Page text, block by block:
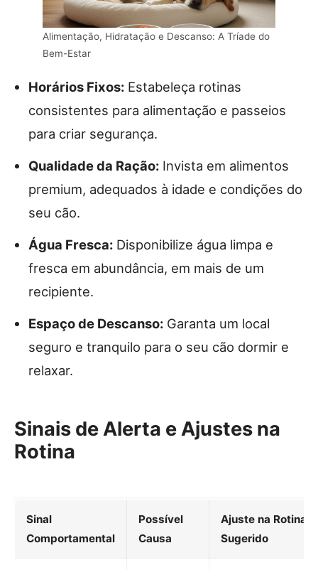
Alimentação, Hidratação e Descanso: A Tríade do
Bem-Estar
Horários Fixos: Estabeleça rotinas
consistentes para alimentação e passeios
para criar segurança.
Qualidade da Ração: Invista em alimentos
premium, adequados à idade e condições do
seu cão.
Água Fresca: Disponibilize água limpa e
fresca em abundância, em mais de um
recipiente.
Espaço de Descanso: Garanta um local
seguro e tranquilo para o seu cão dormir e
relaxar.
Sinais de Alerta e Ajustes na
Rotina
Sinal
Comportamental
Possível
Causa
Ajuste na Rotina
Sugerido